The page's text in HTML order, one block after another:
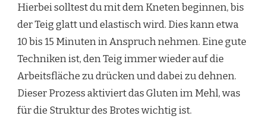
Hierbei solltest du mit dem Kneten beginnen, bis
der Teig glatt und elastisch wird. Dies kann etwa
10 bis 15 Minuten in Anspruch nehmen. Eine gute
Techniken ist, den Teig immer wieder auf die
Arbeitsfläche zu drücken und dabei zu dehnen.
Dieser Prozess aktiviert das Gluten im Mehl, was
für die Struktur des Brotes wichtig ist.